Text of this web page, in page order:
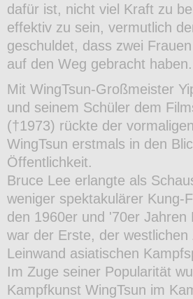
dafür ist, nicht viel Kraft zu
effektiv zu sein, vermutlich
geschuldet, dass zwei
auf den Weg gebracht haben.
Mit WingTsun-Großmeister
und seinem Schüler dem
(†1973) rückte der
WingTsun erstmals in den
Öffentlichkeit.
Bruce Lee erlangte als
weniger spektakulärer Kung-
den 1960er und '70er Jahren
war der Erste, der
Leinwand asiatischen
Im Zuge seiner Popularität
Kampfkunst WingTsun im